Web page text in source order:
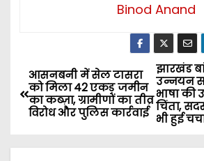
Binod Anand
P
o
झारखंड
उन्नयन
भाषा की
चिंता,
भी हुई
आसनबनी में सेल टासरा
को मिला 42 एकड़ जमीन
का कब्ज़ा, ग्रामीणों का तीव्र
विरोध और पुलिस कार्रवाई